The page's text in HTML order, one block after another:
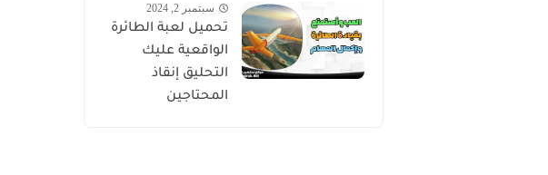
سبتمبر 2, 2024
تحميل لعبة الطائرة
الواقعية عليك
التحليق إنقاذ
المحتاجين